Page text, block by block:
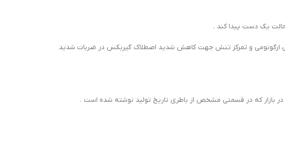
با طراحی ارگونومی و تمرکز تنش جهت کاهش شدید اصطلاک گیربکس در ضربات شدید
بازار که در قسمتی مشخص از باطری تاریخ تولید نوشته شده است .